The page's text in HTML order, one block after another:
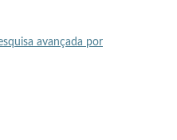
avançada por